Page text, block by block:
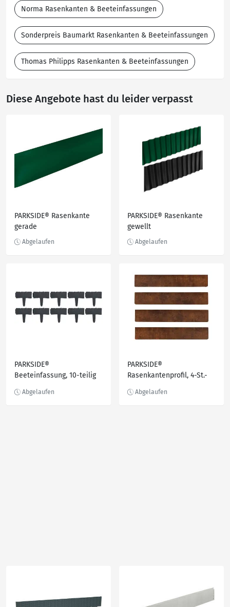
Norma Rasenkanten & Beeteinfassungen
Sonderpreis Baumarkt Rasenkanten & Beeteinfassungen
Thomas Philipps Rasenkanten & Beeteinfassungen
Diese Angebote hast du leider verpasst
PARKSIDE® Rasenkante
gerade
PARKSIDE® Rasenkante
gewellt
PARKSIDE®
Beeteinfassung, 10-teilig
PARKSIDE®
Rasenkantenprofil, 4-St.-